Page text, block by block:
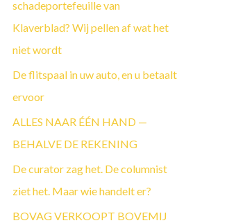
a
a
r
:
schadeportefeuille van
Klaverblad? Wij pellen af wat het
niet wordt
De flitspaal in uw auto, en u betaalt
ervoor
ALLES NAAR ÉÉN HAND —
BEHALVE DE REKENING
De curator zag het. De columnist
ziet het. Maar wie handelt er?
BOVAG VERKOOPT BOVEMIJ